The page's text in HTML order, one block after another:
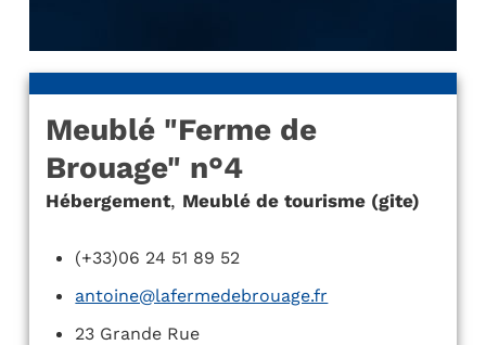
Meublé "Ferme de
Brouage" n°4
Hébergement, Meublé de tourisme (gite)
(+33)06 24 51 89 52
antoine@lafermedebrouage.fr
23 Grande Rue